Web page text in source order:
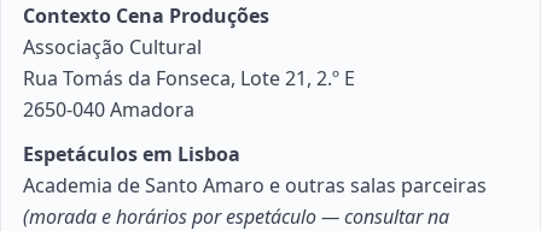
Contexto Cena Produções
Associação Cultural
Rua Tomás da Fonseca, Lote 21, 2.º E
2650-040 Amadora
Espetáculos em Lisboa
Academia de Santo Amaro e outras salas parceiras
(morada e horários por espetáculo — consultar na